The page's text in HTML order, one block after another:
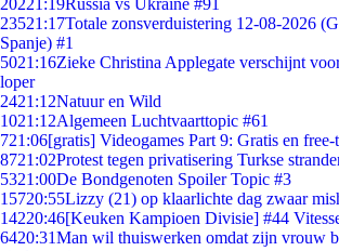
20221:19Russia vs Ukraine #91
23521:17Totale zonsverduistering 12-08-2026
Spanje) #1
5021:16Zieke Christina Applegate verschijnt
loper
2421:12Natuur en Wild
1021:12Algemeen Luchtvaarttopic #61
721:06[gratis] Videogames Part 9: Gratis en
8721:02Protest tegen privatisering Turkse
5321:00De Bondgenoten Spoiler Topic #3
15720:55Lizzy (21) op klaarlichte dag zwaar
14220:46[Keuken Kampioen Divisie] #44
6420:31Man wil thuiswerken omdat zijn vrouw